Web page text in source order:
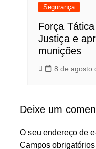
Segurança
Força
Justiça e
munições
8 de agosto
Deixe um
O seu endereço de
Campos